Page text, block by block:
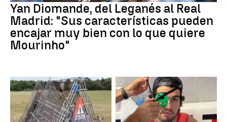
Yan Diomande, del Leganés al Real
Madrid: "Sus características pueden
encajar muy bien con lo que quiere
Mourinho"